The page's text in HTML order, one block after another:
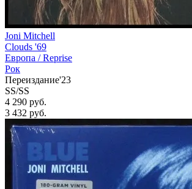
Joni Mitchell
Clouds '69
Европа /Reprise
Рок
Переиздание'23
SS/SS
4 290 руб.
3 432 руб.